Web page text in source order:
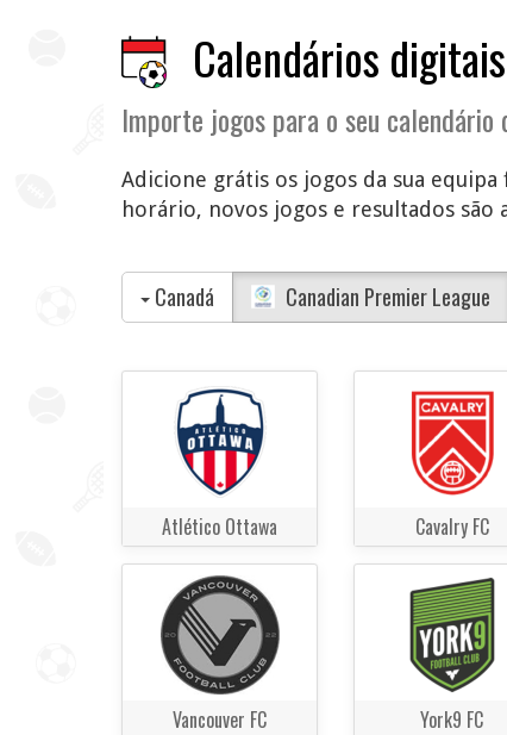
Calendários
Importe jogos para o seu
Adicione grátis os jogos da sua
horário, novos jogos e resultados são
Canadá Canadian Premier League
Atlético Ottawa Cavalry FC
Vancouver FC York9 FC